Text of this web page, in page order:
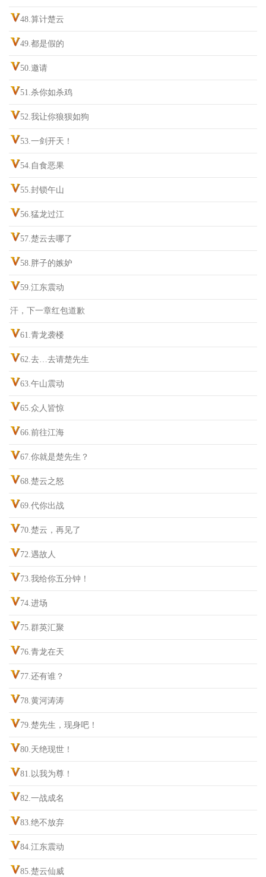
48.算计楚云
49.都是假的
50.邀请
51.杀你如杀鸡
52.我让你狼狈如狗
53.一剑开天！
54.自食恶果
55.封锁午山
56.猛龙过江
57.楚云去哪了
58.胖子的嫉妒
59.江东震动
汗，下一章红包道歉
61.青龙袭楼
62.去…去请楚先生
63.午山震动
65.众人皆惊
66.前往江海
67.你就是楚先生？
68.楚云之怒
69.代你出战
70.楚云，再见了
72.遇故人
73.我给你五分钟！
74.进场
75.群英汇聚
76.青龙在天
77.还有谁？
78.黄河涛涛
79.楚先生，现身吧！
80.天绝现世！
81.以我为尊！
82.一战成名
83.绝不放弃
84.江东震动
85.楚云仙威